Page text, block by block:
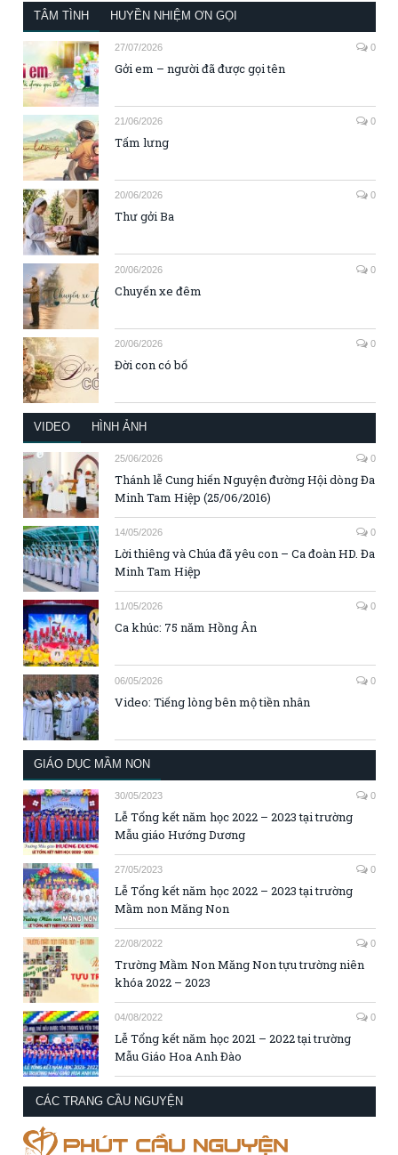
TÂM TÌNH HUYỀN NHIỆM ƠN GỌI
27/07/2026 0
Gởi em – người đã được gọi tên
21/06/2026 0
Tấm lưng
20/06/2026 0
Thư gởi Ba
20/06/2026 0
Chuyến xe đêm
20/06/2026 0
Đời con có bố
VIDEO HÌNH ẢNH
25/06/2026 0
Thánh lễ Cung hiến Nguyện đường Hội dòng Đa
Minh Tam Hiệp (25/06/2016)
14/05/2026 0
Lời thiêng và Chúa đã yêu con – Ca đoàn HD. Đa
Minh Tam Hiệp
11/05/2026 0
Ca khúc: 75 năm Hồng Ân
06/05/2026 0
Video: Tiếng lòng bên mộ tiền nhân
GIÁO DỤC MẦM NON
30/05/2023 0
Lễ Tổng kết năm học 2022 – 2023 tại trường
Mẫu giáo Hướng Dương
27/05/2023 0
Lễ Tổng kết năm học 2022 – 2023 tại trường
Mầm non Măng Non
22/08/2022 0
Trường Mầm Non Măng Non tựu trường niên
khóa 2022 – 2023
04/08/2022 0
Lễ Tổng kết năm học 2021 – 2022 tại trường
Mẫu Giáo Hoa Anh Đào
CÁC TRANG CẦU NGUYỆN